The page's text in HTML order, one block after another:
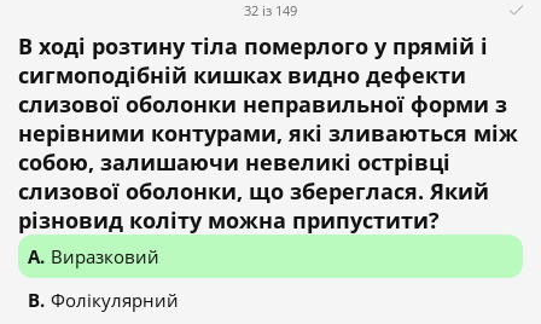
32 із 149
В ході розтину тіла померлого у прямій і
сигмоподібній кишках видно дефекти
слизової оболонки неправильної форми з
нерівними контурами, які зливаються між
собою, залишаючи невеликі острівці
слизової оболонки, що збереглася. Який
різновид коліту можна припустити?
Виразковий
Фолікулярний